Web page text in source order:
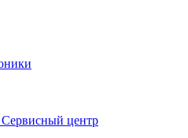
Сервисный центр